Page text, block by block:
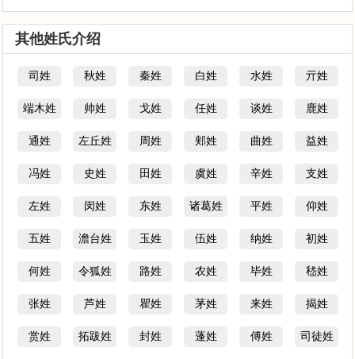
其他姓氏介绍
司姓 秋姓 秦姓 白姓 水姓 亓姓
端木姓 帅姓 戈姓 任姓 谈姓 鹿姓
通姓 左丘姓 周姓 郏姓 曲姓 益姓
冯姓 史姓 田姓 虞姓 辛姓 支姓
左姓 闵姓 东姓 诸葛姓 平姓 仰姓
五姓 澹台姓 玉姓 伍姓 纳姓 初姓
何姓 令狐姓 路姓 农姓 毕姓 嵇姓
张姓 芦姓 瞿姓 茅姓 来姓 揭姓
赏姓 拓跋姓 封姓 蓬姓 傅姓 司徒姓